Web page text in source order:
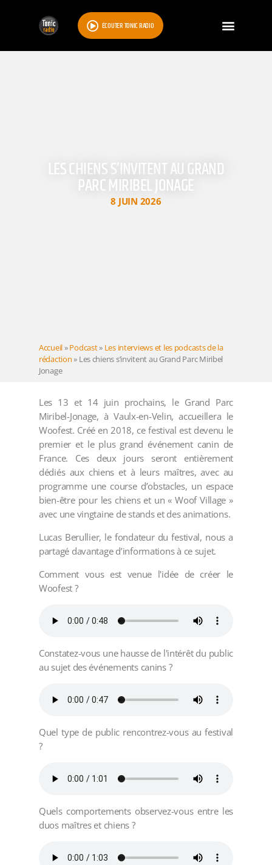
ÉCOUTER TONIC RADIO
LES CHIENS S’INVITENT AU GRAND
PARC MIRIBEL JONAGE
8 JUIN 2026
Accueil»Podcast» Les interviews et les podcasts de la
rédaction» Les chiens s’invitent au Grand Parc Miribel
Jonage
Les 13 et 14 juin prochains, le Grand Parc
Miribel-Jonage, à Vaulx-en-Velin, accueillera le
Woofest. Créé en 2018, ce festival est devenu le
premier et le plus grand événement canin de
France. Ces deux jours seront entièrement
dédiés aux chiens et à leurs maîtres, avec au
programme une course d’obstacles, un espace
bien-être pour les chiens et un « Woof Village »
avec une vingtaine de stands et des animations.
Lucas Berullier, le fondateur du festival, nous a
partagé davantage d’informations à ce sujet.
Comment vous est venue l'idée de créer le
Woofest ?
Constatez-vous une hausse de l'intérêt du public
au sujet des événements canins ?
Quel type de public rencontrez-vous au festival
?
Quels comportements observez-vous entre les
duos maîtres et chiens ?